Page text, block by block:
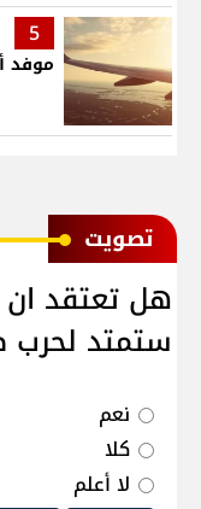
5
موفد
ﺗﺼﻮﻳﺖ
هل تعتقد ان
ستمتد لحرب
نعم
كلا
لا أعلم